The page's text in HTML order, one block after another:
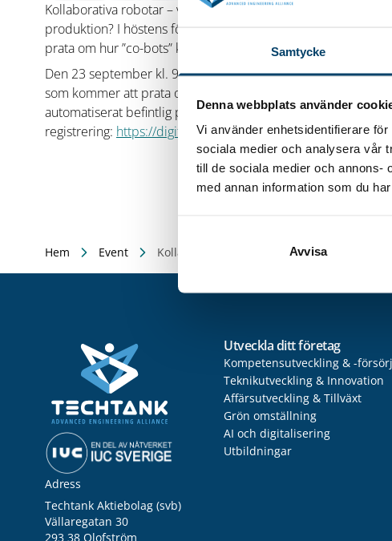
Samtycke
Denna webbplats använder
Vi använder enhetsidentifierare
sociala medier och analysera vår
till de sociala medier och annons-
med annan information som du
Avvisa
Kollaborativa robotar – vad är det egentligen och hur
produktion? I höstens första
prata om hur ”co-bots” kan användas för att automatisera
Den 23 september kl. 9-10 gästas DigIT Hub Speaker Series
som kommer att prata om robotisering med kollaborativa
automatiserat befintlig produktionsutrustning världen över.
registrering: https://digithub-speaker-series.eventbrite.se/
Hem Event Kollaborativa robotar i produktion
Adress
Techtank Aktiebolag (svb)
Vällaregatan 30
293 38 Olofström
Utveckla ditt företag
Kompetensutveckling & -
Teknikutveckling & Innovation
Affärsutveckling & Tillväxt
Grön omställning
AI och digitalisering
Utbildningar